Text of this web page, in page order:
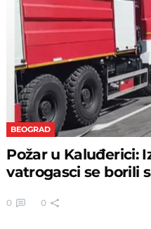
BEOGRAD
Požar u Kaluđerici:
vatrogasci se borili
0 0